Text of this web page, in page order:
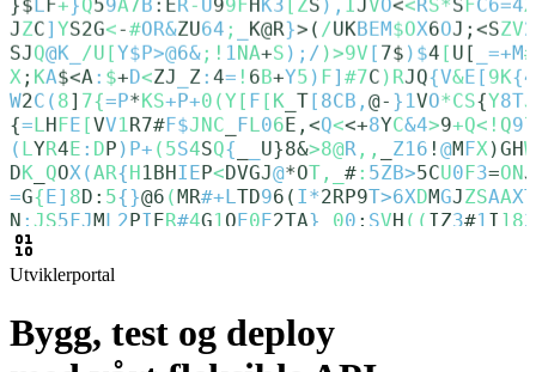
Utviklerportal
Bygg, test og deploy